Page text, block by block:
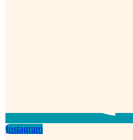
Instagram